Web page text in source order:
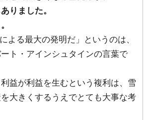
りました。
よる最大の発明だ」というのは、
ト・アインシュタインの言葉で
益が利益を生むという複利は、雪
大きくするうえでとても大事な考